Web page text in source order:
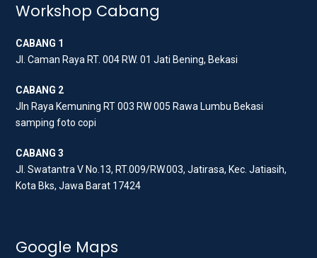
r
o
k
a
Workshop Cabang
CABANG 1
Jl. Caman Raya RT. 004 RW. 01 Jati Bening, Bekasi
CABANG 2
Jln Raya Kemuning RT 003 RW 005 Rawa Lumbu Bekasi
samping foto copi
CABANG 3
Jl. Swatantra V No.13, RT.009/RW.003, Jatirasa, Kec. Jatiasih,
Kota Bks, Jawa Barat 17424
Google Maps